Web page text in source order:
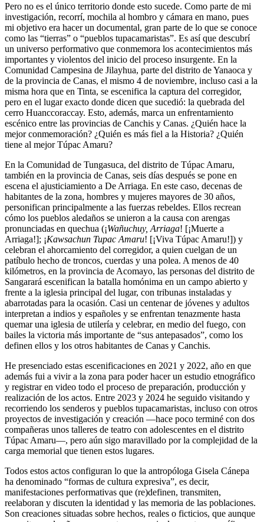
Pero no es el único territorio donde esto sucede. Como parte de mi
investigación, recorrí, mochila al hombro y cámara en mano, pues
mi objetivo era hacer un documental, gran parte de lo que se conoce
como las “tierras” o “pueblos tupacamaristas”. Es así que descubrí
un universo performativo que conmemora los acontecimientos más
importantes y violentos del inicio del proceso insurgente. En la
Comunidad Campesina de Jilayhua, parte del distrito de Yanaoca y
de la provincia de Canas, el mismo 4 de noviembre, incluso casi a la
misma hora que en Tinta, se escenifica la captura del corregidor,
pero en el lugar exacto donde dicen que sucedió: la quebrada del
cerro Huanccoraccay. Esto, además, marca un enfrentamiento
escénico entre las provincias de Canchis y Canas. ¿Quién hace la
mejor conmemoración? ¿Quién es más fiel a la Historia? ¿Quién
tiene al mejor Túpac Amaru?
En la Comunidad de Tungasuca, del distrito de Túpac Amaru,
también en la provincia de Canas, seis días después se pone en
escena el ajusticiamiento a De Arriaga. En este caso, decenas de
habitantes de la zona, hombres y mujeres mayores de 30 años,
personifican principalmente a las fuerzas rebeldes. Ellos recrean
cómo los pueblos aledaños se unieron a la causa con arengas
pronunciadas en quechua (¡Wañuchuy, Arriaga! [¡Muerte a
Arriaga!]; ¡Kawsachun Tupac Amaru! [¡Viva Túpac Amaru!]) y
celebran el ahorcamiento del corregidor, a quien cuelgan de un
patíbulo hecho de troncos, cuerdas y una polea. A menos de 40
kilómetros, en la provincia de Acomayo, las personas del distrito de
Sangarará escenifican la batalla homónima en un campo abierto y
frente a la iglesia principal del lugar, con tribunas instaladas y
abarrotadas para la ocasión. Casi un centenar de jóvenes y adultos
interpretan a indios y españoles y se enfrentan tenazmente hasta
quemar una iglesia de utilería y celebrar, en medio del fuego, con
bailes la victoria más importante de “sus antepasados”, como los
definen ellos y los otros habitantes de Canas y Canchis.
He presenciado estas escenificaciones en 2021 y 2022, año en que
además fui a vivir a la zona para poder hacer un estudio etnográfico
y registrar en video todo el proceso de preparación, producción y
realización de los actos. Entre 2023 y 2024 he seguido visitando y
recorriendo los senderos y pueblos tupacamaristas, incluso con otros
proyectos de investigación y creación —hace poco terminé con dos
compañeras unos talleres de teatro con adolescentes en el distrito
Túpac Amaru—, pero aún sigo maravillado por la complejidad de la
carga memorial que tienen estos lugares.
Todos estos actos configuran lo que la antropóloga Gisela Cánepa
ha denominado “formas de cultura expresiva”, es decir,
manifestaciones performativas que (re)definen, transmiten,
reelaboran y discuten la identidad y las memoria de las poblaciones.
Son creaciones situadas sobre hechos, reales o ficticios, que aunque